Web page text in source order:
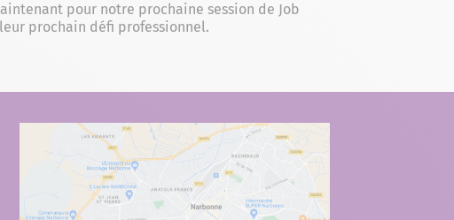
pour notre prochaine session de Job
prochain défi professionnel.